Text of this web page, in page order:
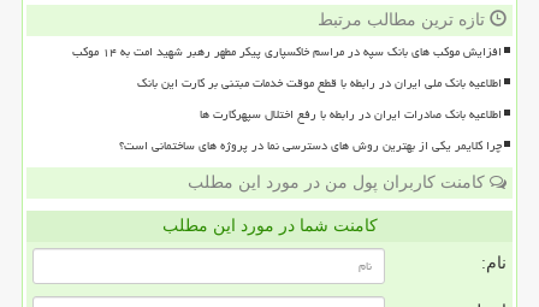
تازه ترین مطالب مرتبط
افزایش موکب های بانک سپه در مراسم خاکسپاری پیکر مطهر رهبر شهید امت به ۱۴ موکب
اطلاعیه بانک ملی ایران در رابطه با قطع موقت خدمات مبتنی بر کارت این بانک
اطلاعیه بانک صادرات ایران در رابطه با رفع اختلال سپهرکارت ها
چرا کلایمر یکی از بهترین روش های دسترسی نما در پروژه های ساختمانی است؟
کامنت کاربران پول من در مورد این مطلب
کامنت شما در مورد این مطلب
نام: